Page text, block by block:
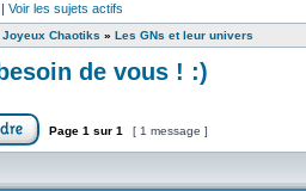
| Voir les sujets actifs
Chaotiks » Les GNs et leur univers
de vous ! :)
Page 1 sur 1 [ 1 message ]